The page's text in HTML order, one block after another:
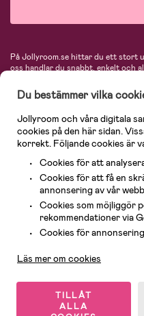
På Jollyroom.se hittar du ett stort
oss handlar du snabbt, enkelt och
hos oss. I vårt sortiment hittar du
baby, produkter för mamman,
varumärken så som Britax, Maxi-
KidKraft, Ergobaby, Philips Avent,
Välkommen in och kika runt i
© 2026 Jollyroom AB.
Du bestämmer vilka
Jollyroom och våra digitala
cookies på den här sidan.
korrekt. Följande cookies är
Cookies för att
Cookies för att få en
annonsering av vår
Cookies som möjliggör
rekommendationer via
Cookies för
Läs mer om cookies
TILLÅT
ALLA